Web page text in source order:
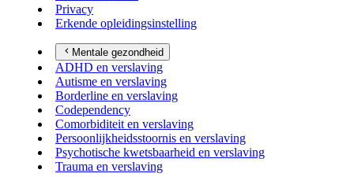
Privacy
Erkende opleidingsinstelling
Mentale gezondheid
ADHD en verslaving
Autisme en verslaving
Borderline en verslaving
Codependency
Comorbiditeit en verslaving
Persoonlijkheidsstoornis en verslaving
Psychotische kwetsbaarheid en verslaving
Trauma en verslaving